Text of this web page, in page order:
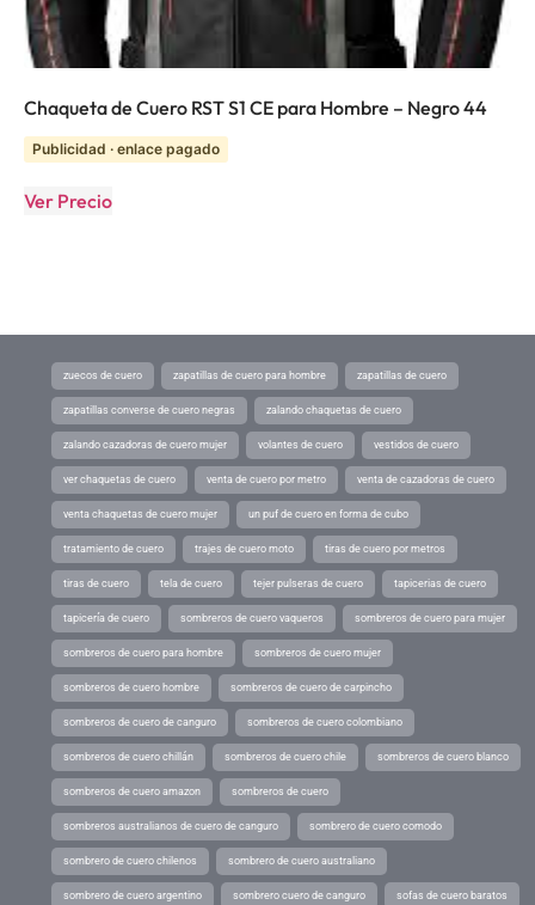
Chaqueta de Cuero RST S1 CE para Hombre – Negro 44
Publicidad · enlace pagado
Ver Precio
zuecos de cuero zapatillas de cuero para hombre zapatillas de cuero
zapatillas converse de cuero negras zalando chaquetas de cuero
zalando cazadoras de cuero mujer volantes de cuero vestidos de cuero
ver chaquetas de cuero venta de cuero por metro venta de cazadoras de cuero
venta chaquetas de cuero mujer un puf de cuero en forma de cubo
tratamiento de cuero trajes de cuero moto tiras de cuero por metros
tiras de cuero tela de cuero tejer pulseras de cuero tapicerias de cuero
tapicería de cuero sombreros de cuero vaqueros sombreros de cuero para mujer
sombreros de cuero para hombre sombreros de cuero mujer
sombreros de cuero hombre sombreros de cuero de carpincho
sombreros de cuero de canguro sombreros de cuero colombiano
sombreros de cuero chillán sombreros de cuero chile sombreros de cuero blanco
sombreros de cuero amazon sombreros de cuero
sombreros australianos de cuero de canguro sombrero de cuero comodo
sombrero de cuero chilenos sombrero de cuero australiano
sombrero de cuero argentino sombrero cuero de canguro sofas de cuero baratos